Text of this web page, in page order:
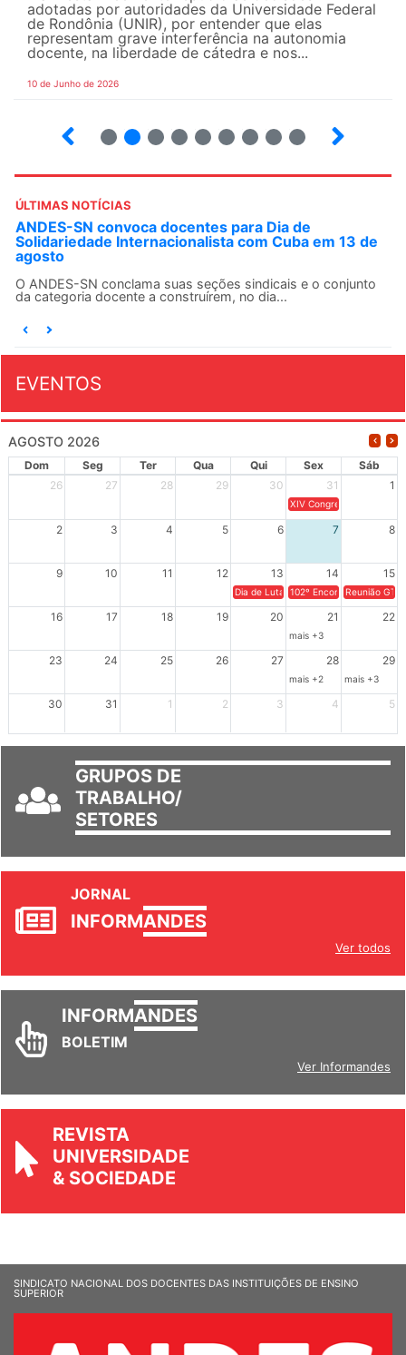
adotadas por autoridades da Universidade Federal
de Rondônia (UNIR), por entender que elas
representam grave interferência na autonomia
docente, na liberdade de cátedra e nos...
10 de Junho de 2026
ÚLTIMAS NOTÍCIAS
ANDES-SN convoca docentes para Dia de
Solidariedade Internacionalista com Cuba em 13 de
agosto
O ANDES-SN conclama suas seções sindicais e o conjunto
da categoria docente a construírem, no dia...
EVENTOS
AGOSTO 2026
Dom Seg Ter Qua Qui Sex
Sáb
26
27 28 29 30 31 1
XIV Congresso Brasileiro
2 3 4 5 6 7 8
9 10 11 12 13 14 15
Dia de Luta em Defesa de Cuba e da
102º Encontro da
Reunião
16 17 18 19 20 21 22
mais +3
23 24 25 26 27 28 29
mais +2 mais +3
30 31 1 2 3 4 5
GRUPOS DE
TRABALHO/
SETORES
JORNAL
INFORMANDES
Ver todos
INFORMANDES
BOLETIM
Ver Informandes
REVISTA
UNIVERSIDADE
& SOCIEDADE
SINDICATO NACIONAL DOS DOCENTES DAS INSTITUIÇÕES DE ENSINO
SUPERIOR